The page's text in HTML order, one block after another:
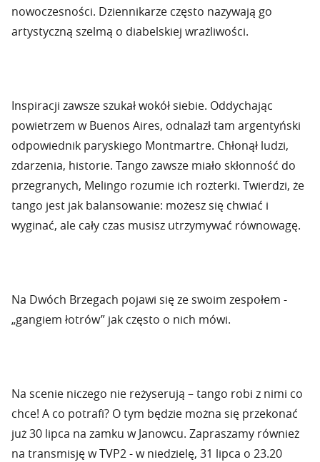
nowoczesności. Dziennikarze często nazywają go
artystyczną szelmą o diabelskiej wrażliwości.
Inspiracji zawsze szukał wokół siebie. Oddychając
powietrzem w Buenos Aires, odnalazł tam argentyński
odpowiednik paryskiego Montmartre. Chłonął ludzi,
zdarzenia, historie. Tango zawsze miało skłonność do
przegranych, Melingo rozumie ich rozterki. Twierdzi, że
tango jest jak balansowanie: możesz się chwiać i
wyginać, ale cały czas musisz utrzymywać równowagę.
Na Dwóch Brzegach pojawi się ze swoim zespołem -
„gangiem łotrów” jak często o nich mówi.
Na scenie niczego nie reżyserują – tango robi z nimi co
chce! A co potrafi? O tym będzie można się przekonać
już 30 lipca na zamku w Janowcu. Zapraszamy również
na transmisję w TVP2 - w niedzielę, 31 lipca o 23.20